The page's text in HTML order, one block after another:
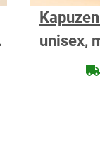
unisex,
80 x
Frottee